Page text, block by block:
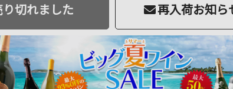
り切れました 再入荷お知ら